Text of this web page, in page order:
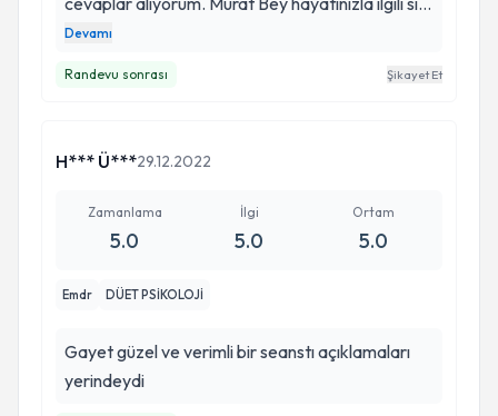
yönlendirmiyor; kendi hayatınıza daha iyi yön
Devamı
Randevu sonrası Şikayet Et
H*** Ü***29.12.2022
Zamanlama
5.0
İlgi
5.0
Ortam
5.0
Emdr DÜET PSİKOLOJİ
Gayet güzel ve verimli bir seanstı açıklamaları
yerindeydi